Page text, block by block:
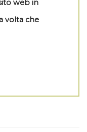
web in
volta che